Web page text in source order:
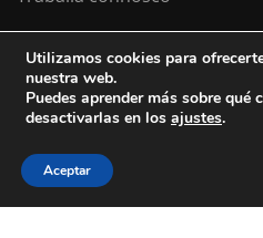
Colexio La Salle Santiago
Aviso Legal
Política de
Política de privacidad
Utilizamos cookies para
nuestra web.
Puedes aprender más sobre
desactivarlas en los ajustes.
Aceptar